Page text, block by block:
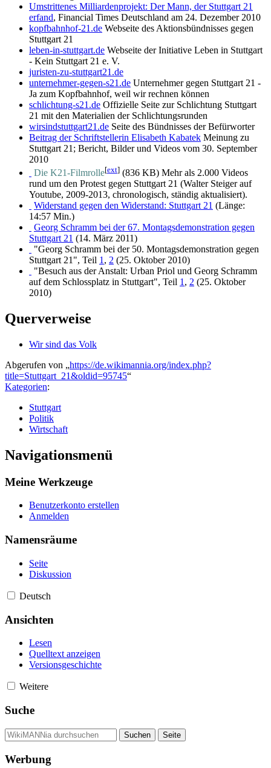
Umstrittenes Milliardenprojekt: Der Mann, der Stuttgart 21
erfand, Financial Times Deutschland am 24. Dezember 2010
kopfbahnhof-21.de Webseite des Aktionsbündnisses gegen
Stuttgart 21
leben-in-stuttgart.de Webseite der Initiative Leben in Stuttgart
- Kein Stuttgart 21 e. V.
juristen-zu-stuttgart21.de
unternehmer-gegen-s21.de Unternehmer gegen Stuttgart 21 -
Ja zum Kopfbahnhof, weil wir rechnen können
schlichtung-s21.de Offizielle Seite zur Schlichtung Stuttgart
21 mit den Materialien der Schlichtungsrunden
wirsindstuttgart21.de Seite des Bündnisses der Befürworter
Beitrag der Schriftstellerin Elisabeth Kabatek Meinung zu
Stuttgart 21; Bericht, Bilder und Videos vom 30. September
2010
Die K21-Filmrolle[ext] (836 KB) Mehr als 2.000 Videos
rund um den Protest gegen Stuttgart 21 (Walter Steiger auf
Youtube, 2009-2013, chronologisch, ständig aktualisiert).
Widerstand gegen den Widerstand: Stuttgart 21 (Länge:
14:57 Min.)
Georg Schramm bei der 67. Montagsdemonstration gegen
Stuttgart 21 (14. März 2011)
"Georg Schramm bei der 50. Montagsdemonstration gegen
Stuttgart 21", Teil 1 , 2 (25. Oktober 2010)
"Besuch aus der Anstalt: Urban Priol und Georg Schramm
auf dem Schlossplatz in Stuttgart", Teil 1 , 2 (25. Oktober
2010)
Querverweise
Wir sind das Volk
Abgerufen von „https://de.wikimannia.org/index.php?
title=Stuttgart_21&oldid=95745“
Kategorien:
Stuttgart
Politik
Wirtschaft
Navigationsmenü
Meine Werkzeuge
Benutzerkonto erstellen
Anmelden
Namensräume
Seite
Diskussion
Deutsch
Ansichten
Lesen
Quelltext anzeigen
Versionsgeschichte
Weitere
Suche
Werbung